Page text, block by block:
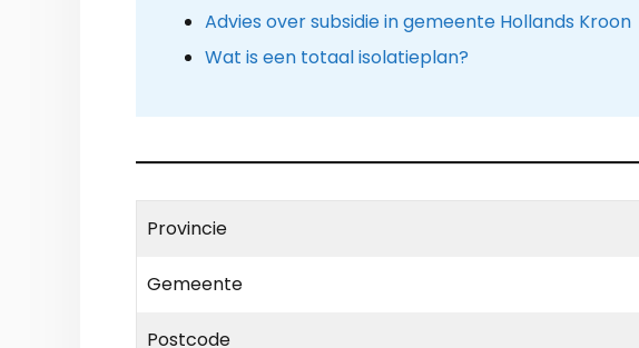
Advies over subsidie in gemeente Hollands Kroon
Wat is een totaal isolatieplan?
Provincie
Gemeente
Postcode